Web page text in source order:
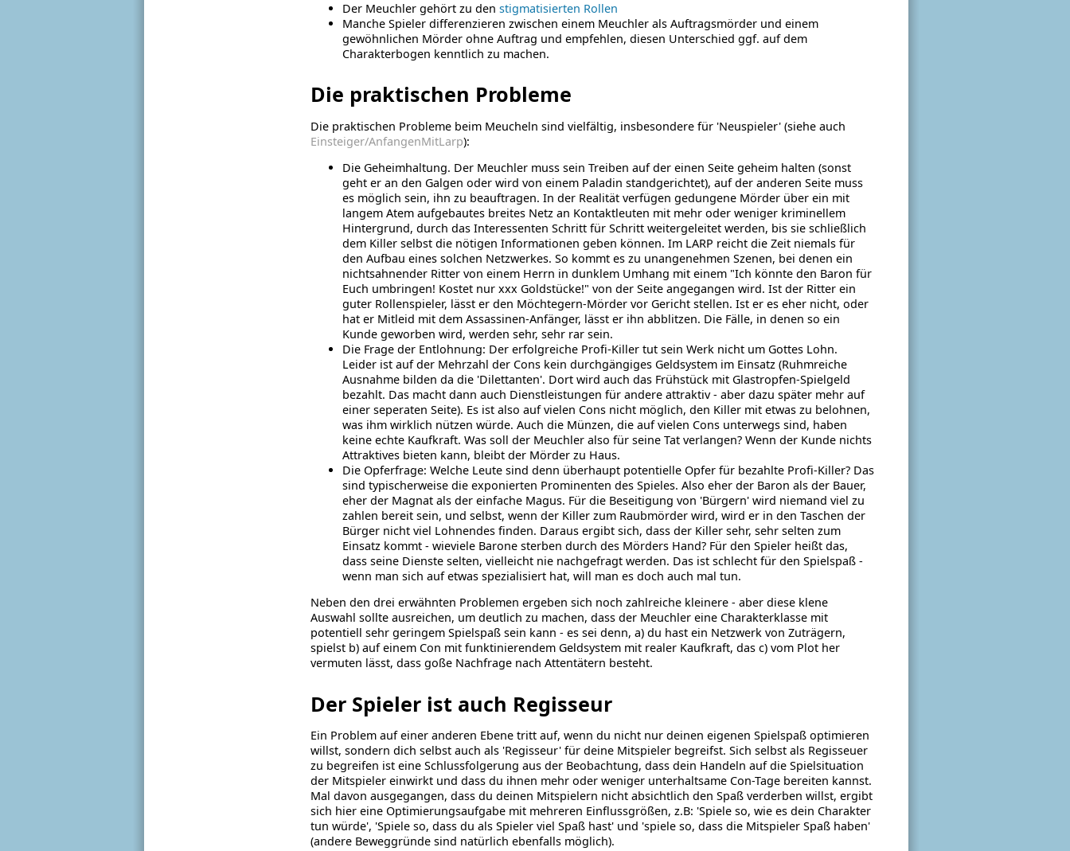
Der Meuchler gehört zu den stigmatisierten Rollen
Manche Spieler differenzieren zwischen einem Meuchler als Auftragsmörder und einem
gewöhnlichen Mörder ohne Auftrag und empfehlen, diesen Unterschied ggf. auf dem
Charakterbogen kenntlich zu machen.
Die praktischen Probleme
Die praktischen Probleme beim Meucheln sind vielfältig, insbesondere für 'Neuspieler' (siehe auch
Einsteiger/AnfangenMitLarp):
Die Geheimhaltung. Der Meuchler muss sein Treiben auf der einen Seite geheim halten (sonst
geht er an den Galgen oder wird von einem Paladin standgerichtet), auf der anderen Seite muss
es möglich sein, ihn zu beauftragen. In der Realität verfügen gedungene Mörder über ein mit
langem Atem aufgebautes breites Netz an Kontaktleuten mit mehr oder weniger kriminellem
Hintergrund, durch das Interessenten Schritt für Schritt weitergeleitet werden, bis sie schließlich
dem Killer selbst die nötigen Informationen geben können. Im LARP reicht die Zeit niemals für
den Aufbau eines solchen Netzwerkes. So kommt es zu unangenehmen Szenen, bei denen ein
nichtsahnender Ritter von einem Herrn in dunklem Umhang mit einem "Ich könnte den Baron für
Euch umbringen! Kostet nur xxx Goldstücke!" von der Seite angegangen wird. Ist der Ritter ein
guter Rollenspieler, lässt er den Möchtegern-Mörder vor Gericht stellen. Ist er es eher nicht, oder
hat er Mitleid mit dem Assassinen-Anfänger, lässt er ihn abblitzen. Die Fälle, in denen so ein
Kunde geworben wird, werden sehr, sehr rar sein.
Die Frage der Entlohnung: Der erfolgreiche Profi-Killer tut sein Werk nicht um Gottes Lohn.
Leider ist auf der Mehrzahl der Cons kein durchgängiges Geldsystem im Einsatz (Ruhmreiche
Ausnahme bilden da die 'Dilettanten'. Dort wird auch das Frühstück mit Glastropfen-Spielgeld
bezahlt. Das macht dann auch Dienstleistungen für andere attraktiv - aber dazu später mehr auf
einer seperaten Seite). Es ist also auf vielen Cons nicht möglich, den Killer mit etwas zu belohnen,
was ihm wirklich nützen würde. Auch die Münzen, die auf vielen Cons unterwegs sind, haben
keine echte Kaufkraft. Was soll der Meuchler also für seine Tat verlangen? Wenn der Kunde nichts
Attraktives bieten kann, bleibt der Mörder zu Haus.
Die Opferfrage: Welche Leute sind denn überhaupt potentielle Opfer für bezahlte Profi-Killer? Das
sind typischerweise die exponierten Prominenten des Spieles. Also eher der Baron als der Bauer,
eher der Magnat als der einfache Magus. Für die Beseitigung von 'Bürgern' wird niemand viel zu
zahlen bereit sein, und selbst, wenn der Killer zum Raubmörder wird, wird er in den Taschen der
Bürger nicht viel Lohnendes finden. Daraus ergibt sich, dass der Killer sehr, sehr selten zum
Einsatz kommt - wieviele Barone sterben durch des Mörders Hand? Für den Spieler heißt das,
dass seine Dienste selten, vielleicht nie nachgefragt werden. Das ist schlecht für den Spielspaß -
wenn man sich auf etwas spezialisiert hat, will man es doch auch mal tun.
Neben den drei erwähnten Problemen ergeben sich noch zahlreiche kleinere - aber diese klene
Auswahl sollte ausreichen, um deutlich zu machen, dass der Meuchler eine Charakterklasse mit
potentiell sehr geringem Spielspaß sein kann - es sei denn, a) du hast ein Netzwerk von Zuträgern,
spielst b) auf einem Con mit funktinierendem Geldsystem mit realer Kaufkraft, das c) vom Plot her
vermuten lässt, dass goße Nachfrage nach Attentätern besteht.
Der Spieler ist auch Regisseur
Ein Problem auf einer anderen Ebene tritt auf, wenn du nicht nur deinen eigenen Spielspaß optimieren
willst, sondern dich selbst auch als 'Regisseur' für deine Mitspieler begreifst. Sich selbst als Regisseuer
zu begreifen ist eine Schlussfolgerung aus der Beobachtung, dass dein Handeln auf die Spielsituation
der Mitspieler einwirkt und dass du ihnen mehr oder weniger unterhaltsame Con-Tage bereiten kannst.
Mal davon ausgegangen, dass du deinen Mitspielern nicht absichtlich den Spaß verderben willst, ergibt
sich hier eine Optimierungsaufgabe mit mehreren Einflussgrößen, z.B: 'Spiele so, wie es dein Charakter
tun würde', 'Spiele so, dass du als Spieler viel Spaß hast' und 'spiele so, dass die Mitspieler Spaß haben'
(andere Beweggründe sind natürlich ebenfalls möglich).